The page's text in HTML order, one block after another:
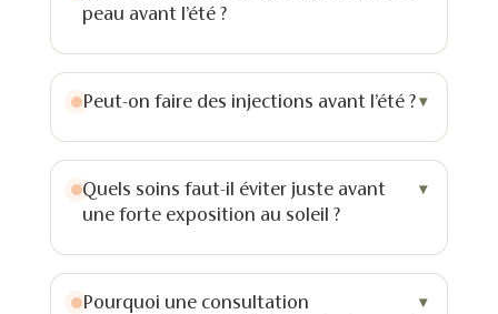
peau avant l’été ?
Peut-on faire des injections avant l’été ?
Quels soins faut-il éviter juste avant
une forte exposition au soleil ?
Pourquoi une consultation